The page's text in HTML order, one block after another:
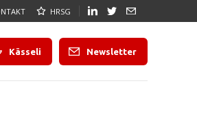
HRSG
Kässeli Newsletter